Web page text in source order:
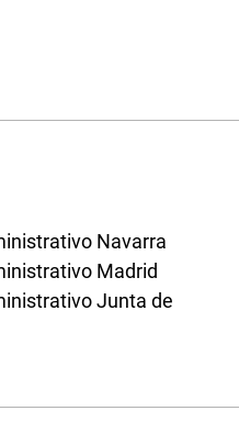
Navarra
Madrid
Junta de